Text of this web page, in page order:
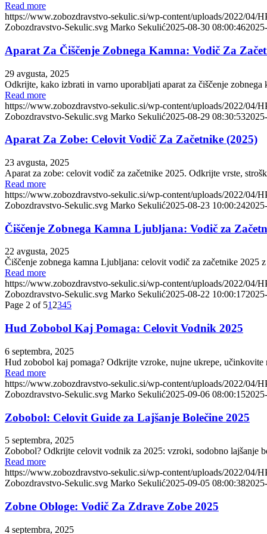
Read more
https://www.zobozdravstvo-sekulic.si/wp-content/uploads/2022/04/
Zobozdravstvo-Sekulic.svg Marko Sekulić2025-08-30 08:00:46
Aparat Za Čiščenje Zobnega Kamna: Vodič Za
29 avgusta, 2025
Odkrijte, kako izbrati in varno uporabljati aparat za čiščenje
Read more
https://www.zobozdravstvo-sekulic.si/wp-content/uploads/2022/04/
Zobozdravstvo-Sekulic.svg Marko Sekulić2025-08-29 08:30:53
Aparat Za Zobe: Celovit Vodič Za Začetnike (2025)
23 avgusta, 2025
Aparat za zobe: celovit vodič za začetnike 2025. Odkrijte vrste,
Read more
https://www.zobozdravstvo-sekulic.si/wp-content/uploads/2022/04/
Zobozdravstvo-Sekulic.svg Marko Sekulić2025-08-23 10:00:24
Čiščenje Zobnega Kamna Ljubljana: Vodič za
22 avgusta, 2025
Čiščenje zobnega kamna Ljubljana: celovit vodič za začetnike
Read more
https://www.zobozdravstvo-sekulic.si/wp-content/uploads/2022/04/
Zobozdravstvo-Sekulic.svg Marko Sekulić2025-08-22 10:00:17
Page 2 of 51 2345
Hud Zobobol Kaj Pomaga: Celovit Vodnik 2025
6 septembra, 2025
Hud zobobol kaj pomaga? Odkrijte vzroke, nujne ukrepe,
Read more
https://www.zobozdravstvo-sekulic.si/wp-content/uploads/2022/04/
Zobozdravstvo-Sekulic.svg Marko Sekulić2025-09-06 08:00:15
Zobobol: Celovit Guide za Lajšanje Bolečine 2025
5 septembra, 2025
Zobobol? Odkrijte celovit vodnik za 2025: vzroki, sodobno lajšanje
Read more
https://www.zobozdravstvo-sekulic.si/wp-content/uploads/2022/04/
Zobozdravstvo-Sekulic.svg Marko Sekulić2025-09-05 08:00:38
Zobne Obloge: Vodič Za Zdrave Zobe 2025
4 septembra, 2025